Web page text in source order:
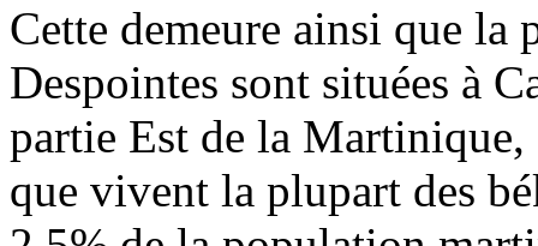
Cette demeure ainsi que
Despointes sont situées à
partie Est de la
que vivent la plupart des